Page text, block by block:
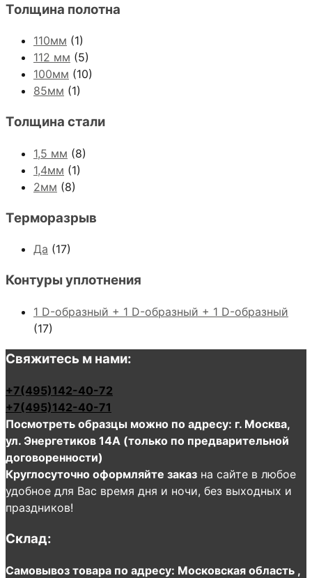
Толщина полотна
110мм (1)
112 мм (5)
100мм (10)
85мм (1)
Толщина стали
1,5 мм (8)
1,4мм (1)
2мм (8)
Терморазрыв
Да (17)
Контуры уплотнения
1 D-образный + 1 D-образный + 1 D-образный
(17)
Свяжитесь м нами:
+7(495)142-40-72
+7(495)142-40-71
Посмотреть образцы можно по адресу: г. Москва,
ул. Энергетиков 14А (только по предварительной
договоренности)
Круглосуточно оформляйте заказ на сайте в любое
удобное для Вас время дня и ночи, без выходных и
праздников!
Склад:
Самовывоз товара по адресу: Московская область ,